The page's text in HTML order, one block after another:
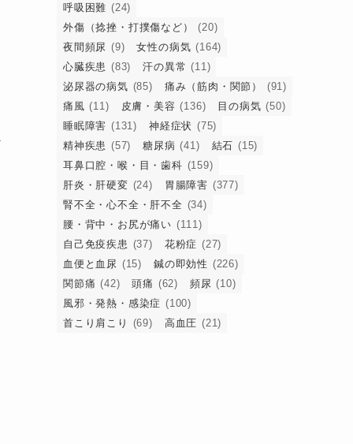
呼吸困難 (24)
外傷（捻挫・打撲傷など）
(20)
夜間頻尿 (9) 女性の病気 (164)
心臓疾患 (83) 汗の異常 (11)
泌尿器の病気 (85) 痛み（筋肉・関節）
(91)
痛風 (11) 皮膚・美容 (136) 目の病気 (50)
睡眠障害 (131) 神経症状 (75)
精神疾患 (57) 糖尿病 (41) 結石 (15)
耳鼻口腔・喉・目・歯科 (159)
肝炎・肝硬変 (24) 胃腸障害 (377)
腎不全・心不全・肝不全 (34)
腰・背中・お尻が痛い (111)
自己免疫疾患 (37) 花粉症 (27)
血便と血尿 (15) 鍼の即効性 (226)
関節痛 (42) 頭痛 (62) 頻尿 (10)
風邪・発熱・感染症 (100)
首こり肩こり
(69) 高血圧 (21)